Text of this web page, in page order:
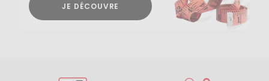
JE DÉCOUVRE